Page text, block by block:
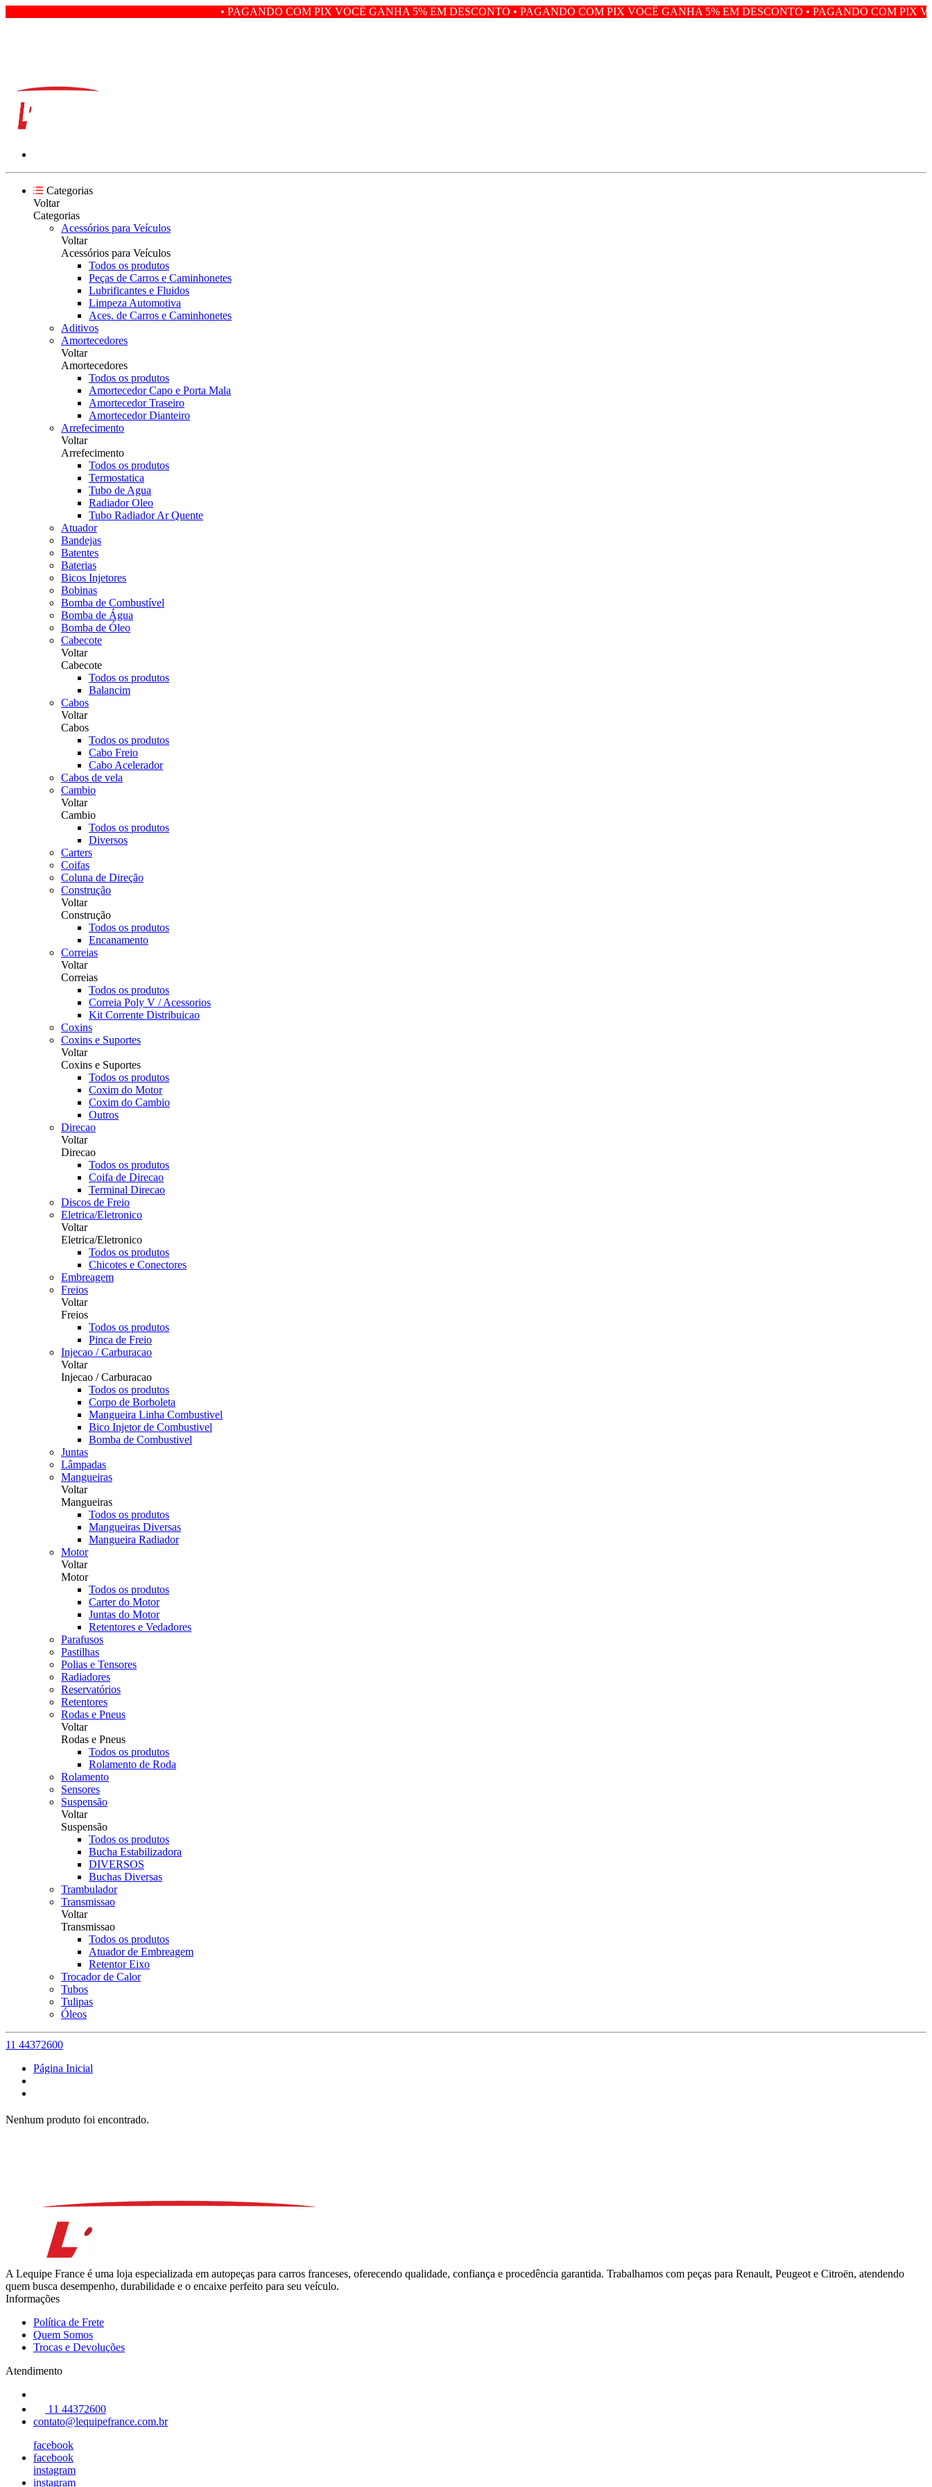
• PAGANDO COM PIX VOCÊ GANHA 5% EM DESCONTO • PAGANDO COM PIX VOCÊ GANHA 5% EM DESCONTO • PAGANDO COM PIX VOCÊ GANHA 5%
Categorias
Voltar
Categorias
Acessórios para Veículos
Voltar
Acessórios para Veículos
Todos os produtos
Peças de Carros e Caminhonetes
Lubrificantes e Fluidos
Limpeza Automotiva
Aces. de Carros e Caminhonetes
Aditivos
Amortecedores
Voltar
Amortecedores
Todos os produtos
Amortecedor Capo e Porta Mala
Amortecedor Traseiro
Amortecedor Dianteiro
Arrefecimento
Voltar
Arrefecimento
Todos os produtos
Termostatica
Tubo de Agua
Radiador Oleo
Tubo Radiador Ar Quente
Atuador
Bandejas
Batentes
Baterias
Bicos Injetores
Bobinas
Bomba de Combustível
Bomba de Água
Bomba de Óleo
Cabecote
Voltar
Cabecote
Todos os produtos
Balancim
Cabos
Voltar
Cabos
Todos os produtos
Cabo Freio
Cabo Acelerador
Cabos de vela
Cambio
Voltar
Cambio
Todos os produtos
Diversos
Carters
Coifas
Coluna de Direção
Construção
Voltar
Construção
Todos os produtos
Encanamento
Correias
Voltar
Correias
Todos os produtos
Correia Poly V / Acessorios
Kit Corrente Distribuicao
Coxins
Coxins e Suportes
Voltar
Coxins e Suportes
Todos os produtos
Coxim do Motor
Coxim do Cambio
Outros
Direcao
Voltar
Direcao
Todos os produtos
Coifa de Direcao
Terminal Direcao
Discos de Freio
Eletrica/Eletronico
Voltar
Eletrica/Eletronico
Todos os produtos
Chicotes e Conectores
Embreagem
Freios
Voltar
Freios
Todos os produtos
Pinca de Freio
Injecao / Carburacao
Voltar
Injecao / Carburacao
Todos os produtos
Corpo de Borboleta
Mangueira Linha Combustivel
Bico Injetor de Combustivel
Bomba de Combustivel
Juntas
Lâmpadas
Mangueiras
Voltar
Mangueiras
Todos os produtos
Mangueiras Diversas
Mangueira Radiador
Motor
Voltar
Motor
Todos os produtos
Carter do Motor
Juntas do Motor
Retentores e Vedadores
Parafusos
Pastilhas
Polias e Tensores
Radiadores
Reservatórios
Retentores
Rodas e Pneus
Voltar
Rodas e Pneus
Todos os produtos
Rolamento de Roda
Rolamento
Sensores
Suspensão
Voltar
Suspensão
Todos os produtos
Bucha Estabilizadora
DIVERSOS
Buchas Diversas
Trambulador
Transmissao
Voltar
Transmissao
Todos os produtos
Atuador de Embreagem
Retentor Eixo
Trocador de Calor
Tubos
Tulipas
Óleos
11 44372600
Página Inicial
Nenhum produto foi encontrado.
A Lequipe France é uma loja especializada em autopeças para carros franceses, oferecendo qualidade, confiança e procedência garantida. Trabalhamos com peças para Renault, Peugeot e Citroën, atendendo
quem busca desempenho, durabilidade e o encaixe perfeito para seu veículo.
Informações
Política de Frete
Quem Somos
Trocas e Devoluções
Atendimento
11 44372600
contato@lequipefrance.com.br
facebook
facebook
instagram
instagram